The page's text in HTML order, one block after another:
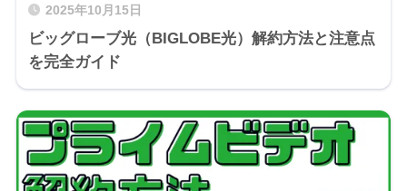
2025年10月15日
ビッグローブ光（BIGLOBE光）解約方法と注意点
を完全ガイド